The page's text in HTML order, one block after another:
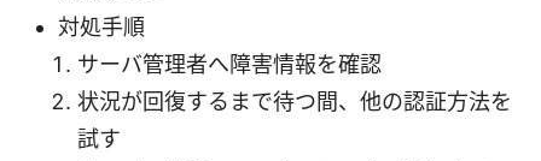
対処手順
サーバ管理者へ障害情報を確認
状況が回復するまで待つ間、他の認証方法を
試す